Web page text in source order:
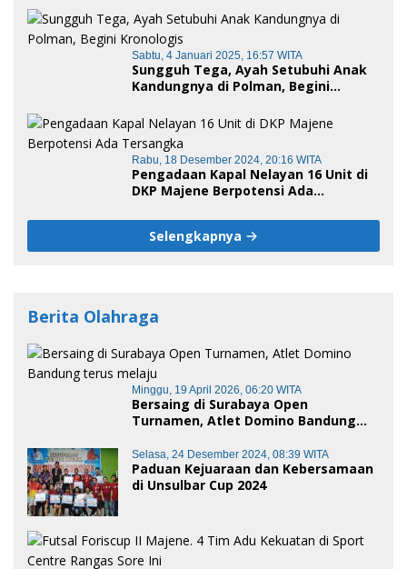
Sabtu, 4 Januari 2025, 16:57 WITA
Sungguh Tega, Ayah Setubuhi Anak
Kandungnya di Polman, Begini
Rabu, 18 Desember 2024, 20:16 WITA
Pengadaan Kapal Nelayan 16 Unit di
DKP Majene Berpotensi Ada
Selengkapnya
Berita Olahraga
Minggu, 19 April 2026, 06:20 WITA
Bersaing di Surabaya Open
Turnamen, Atlet Domino Bandung
Selasa, 24 Desember 2024, 08:39 WITA
Paduan Kejuaraan dan Kebersamaan
di Unsulbar Cup 2024